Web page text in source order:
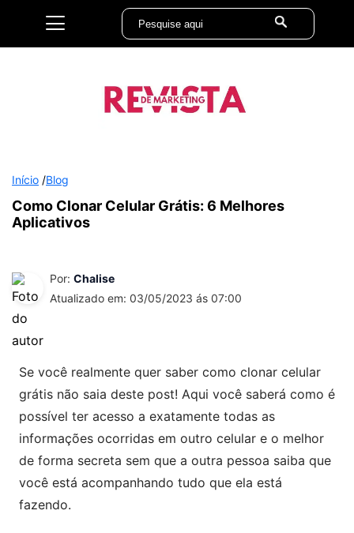
Início /Blog
Como Clonar Celular Grátis: 6 Melhores
Aplicativos
Por: Chalise
Atualizado em: 03/05/2023 ás 07:00
Se você realmente quer saber como clonar celular
grátis não saia deste post! Aqui você saberá como é
possível ter acesso a exatamente todas as
informações ocorridas em outro celular e o melhor
de forma secreta sem que a outra pessoa saiba que
você está acompanhando tudo que ela está
fazendo.